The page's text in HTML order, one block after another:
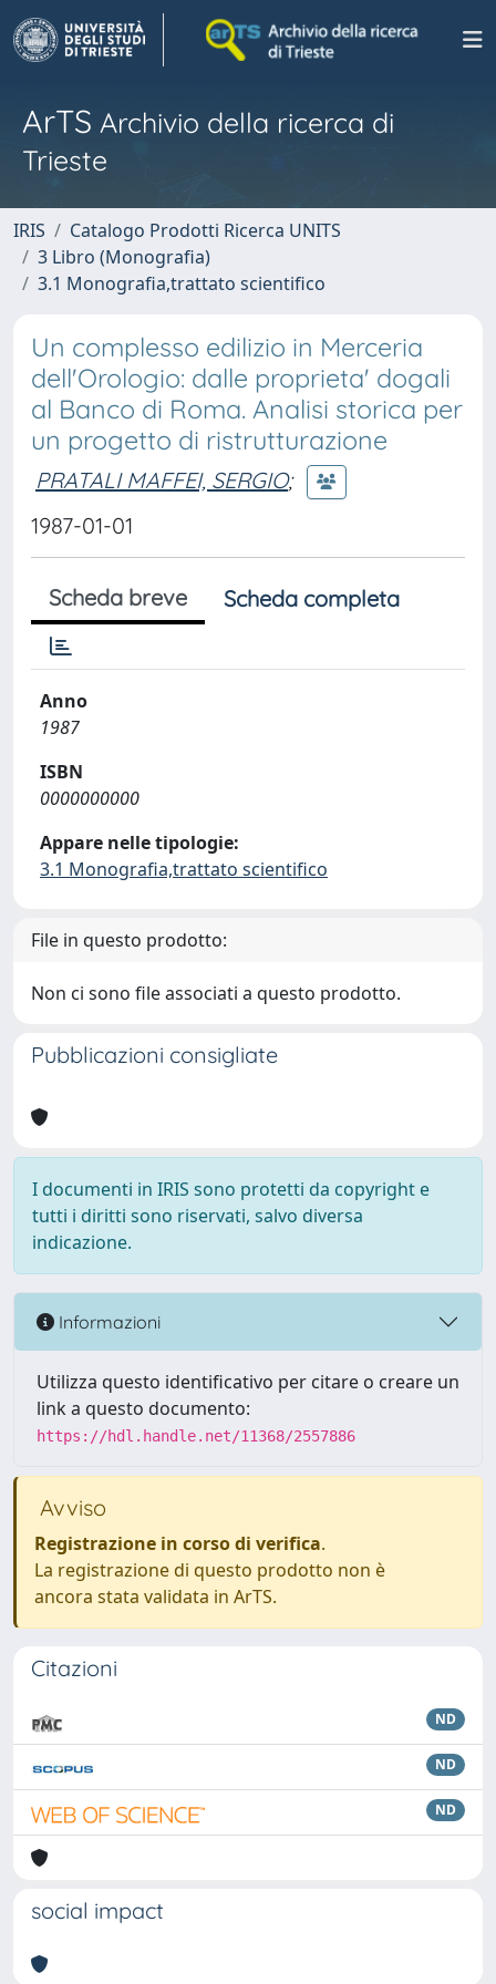
ArTS Archivio della ricerca di
Trieste
IRIS
Catalogo Prodotti Ricerca UNITS
3 Libro (Monografia)
3.1 Monografia,trattato scientifico
Un complesso edilizio in Merceria
dell'Orologio: dalle proprieta' dogali
al Banco di Roma. Analisi storica per
un progetto di ristrutturazione
PRATALI MAFFEI, SERGIO;
1987-01-01
Scheda breve Scheda completa
Anno
1987
ISBN
0000000000
Appare nelle tipologie:
3.1 Monografia,trattato scientifico
File in questo prodotto:
Non ci sono file associati a questo prodotto.
Pubblicazioni consigliate
I documenti in IRIS sono protetti da copyright e
tutti i diritti sono riservati, salvo diversa
indicazione.
Informazioni
Utilizza questo identificativo per citare o creare un
link a questo documento:
https://hdl.handle.net/11368/2557886
Avviso
Registrazione in corso di verifica.
La registrazione di questo prodotto non è
ancora stata validata in ArTS.
Citazioni
ND
ND
ND
social impact